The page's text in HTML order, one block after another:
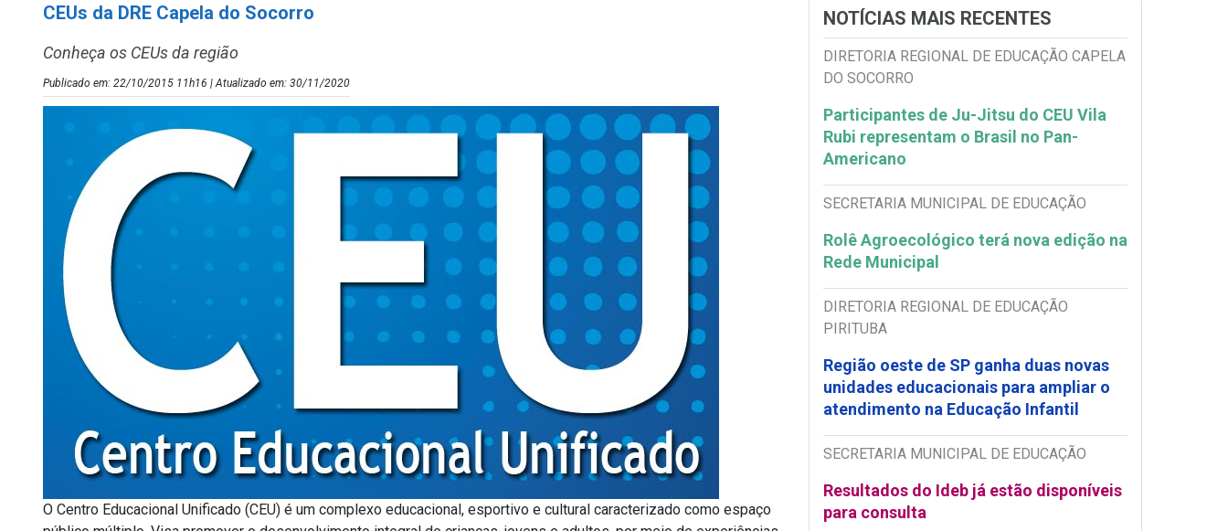
CEUs da DRE Capela do Socorro
Conheça os CEUs da região
Publicado em: 22/10/2015 11h16 | Atualizado em: 30/11/2020
O Centro Educacional Unificado (CEU) é um complexo educacional, esportivo e cultural caracterizado como espaço
NOTÍCIAS MAIS RECENTES
DIRETORIA REGIONAL DE EDUCAÇÃO CAPELA
DO SOCORRO
Participantes de Ju-Jitsu do CEU Vila
Rubi representam o Brasil no Pan-
Americano
SECRETARIA MUNICIPAL DE EDUCAÇÃO
Rolê Agroecológico terá nova edição na
Rede Municipal
DIRETORIA REGIONAL DE EDUCAÇÃO
PIRITUBA
Região oeste de SP ganha duas novas
unidades educacionais para ampliar o
atendimento na Educação Infantil
SECRETARIA MUNICIPAL DE EDUCAÇÃO
Resultados do Ideb já estão disponíveis
para consulta